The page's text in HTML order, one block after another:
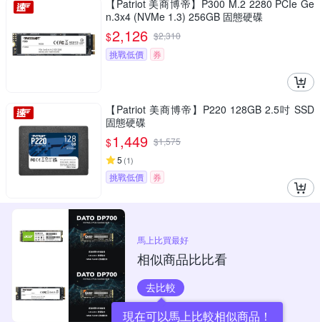
【Patriot 美商博帝】P300 M.2 2280 PCIe Ge
n.3x4 (NVMe 1.3) 256GB 固態硬碟
$2,126 $2,310
挑戰低價
券
【Patriot 美商博帝】P220 128GB 2.5吋 SSD
固態硬碟
$1,449 $1,575
5 (1)
挑戰低價 券
馬上比買最好
相似商品比比看
去比較
現在可以馬上比較相似商品！